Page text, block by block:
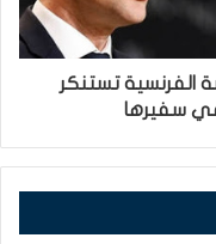
الفرنسية تستنكر
سفيرها